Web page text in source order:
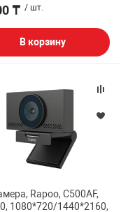
₸ / шт.
В корзину
Rapoo, C500AF,
1080*720/1440*2160,